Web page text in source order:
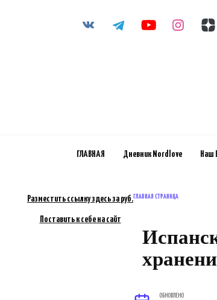
ГЛАВНАЯ Дневник Nordlove Наш
ГЛАВНАЯ СТРАНИЦА
ОБНОВЛЕНО
Разместить ссылку здесь за руб.
Поставить к себе на сайт